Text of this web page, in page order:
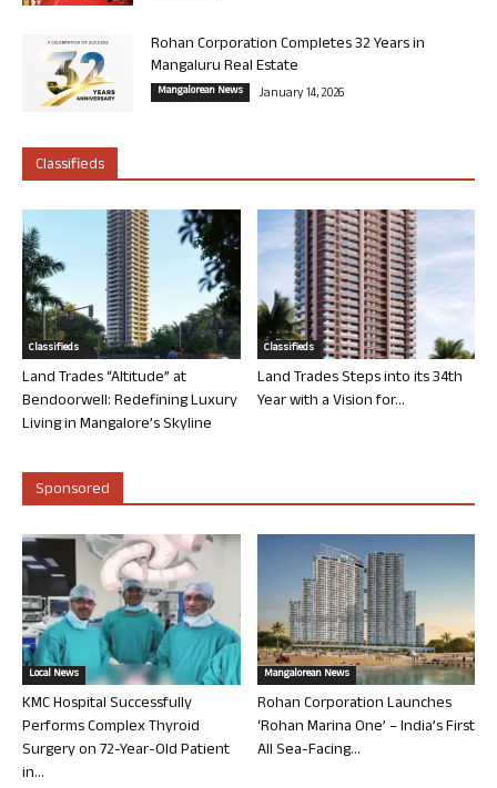
Rohan Corporation Completes 32 Years in
Mangaluru Real Estate
Mangalorean News January 14, 2026
Classifieds
Classifieds
Land Trades “Altitude” at
Bendoorwell: Redefining Luxury
Living in Mangalore’s Skyline
Classifieds
Land Trades Steps into its 34th
Year with a Vision for...
Sponsored
Local News
KMC Hospital Successfully
Performs Complex Thyroid
Surgery on 72-Year-Old Patient
in...
Mangalorean News
Rohan Corporation Launches
‘Rohan Marina One’ – India’s First
All Sea-Facing...